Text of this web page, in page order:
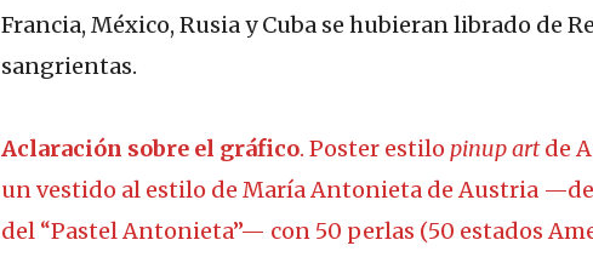
Francia, México, Rusia y Cuba se hubieran librado de
sangrientas.
Aclaración sobre el gráfico. Poster estilo pinup artde
un vestido al estilo de María Antonieta de Austria
del “Pastel Antonieta”— con 50 perlas (50 estados